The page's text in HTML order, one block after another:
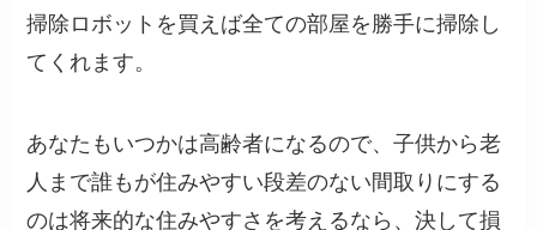
掃除ロボットを買えば全ての部屋を勝手に掃除し
てくれます。
あなたもいつかは高齢者になるので、子供から老
人まで誰もが住みやすい段差のない間取りにする
のは将来的な住みやすさを考えるなら、決して損